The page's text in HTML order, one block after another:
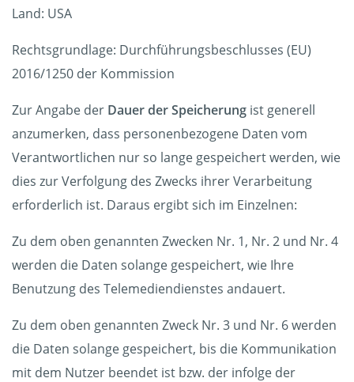
Land: USA
Rechtsgrundlage: Durchführungsbeschlusses (EU)
2016/1250 der Kommission
Zur Angabe der Dauer der Speicherung ist generell
anzumerken, dass personenbezogene Daten vom
Verantwortlichen nur so lange gespeichert werden, wie
dies zur Verfolgung des Zwecks ihrer Verarbeitung
erforderlich ist. Daraus ergibt sich im Einzelnen:
Zu dem oben genannten Zwecken Nr. 1, Nr. 2 und Nr. 4
werden die Daten solange gespeichert, wie Ihre
Benutzung des Telemediendienstes andauert.
Zu dem oben genannten Zweck Nr. 3 und Nr. 6 werden
die Daten solange gespeichert, bis die Kommunikation
mit dem Nutzer beendet ist bzw. der infolge der